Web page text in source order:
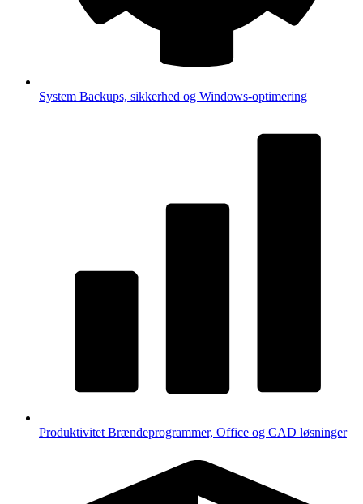
System Backups, sikkerhed og Windows-optimering
Produktivitet Brændeprogrammer, Office og CAD løsninger